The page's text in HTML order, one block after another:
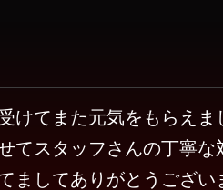
けてまた元気をもらえ
てスタッフさんの丁寧な
ましてありがとうござ